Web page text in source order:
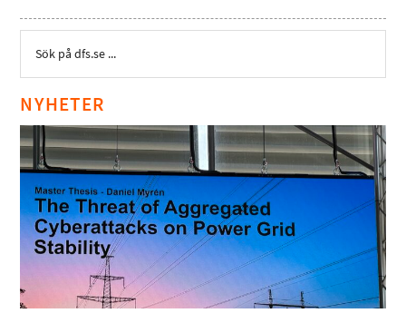
NYHETER